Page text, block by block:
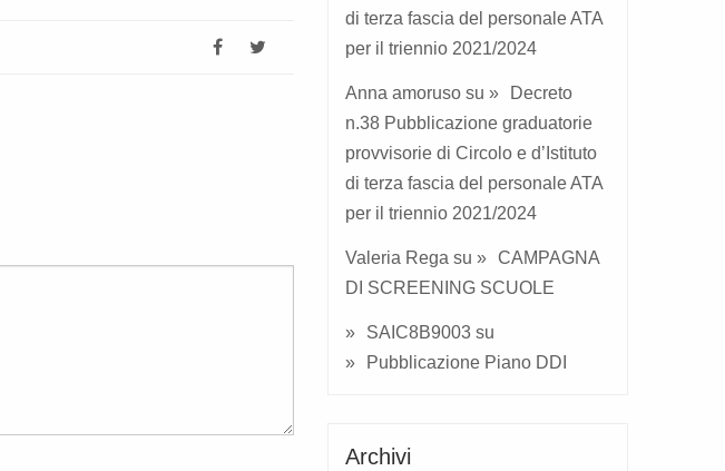
di terza fascia del personale ATA
per il triennio 2021/2024
Anna amoruso su
Decreto
n.38 Pubblicazione graduatorie
provvisorie di Circolo e d’Istituto
di terza fascia del personale ATA
per il triennio 2021/2024
Valeria Rega su
CAMPAGNA
DI SCREENING SCUOLE
SAIC8B9003 su
Pubblicazione Piano DDI
Archivi